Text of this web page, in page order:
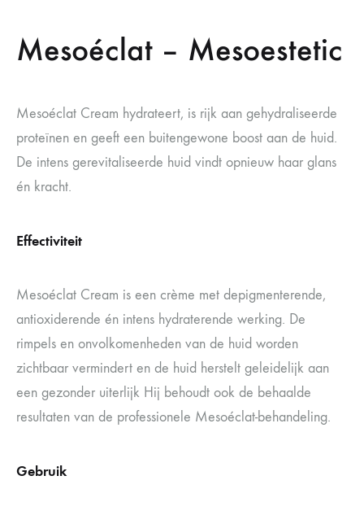
Mesoéclat – Mesoestetic
Mesoéclat Cream hydrateert, is rijk aan gehydraliseerde
proteïnen en geeft een buitengewone boost aan de huid.
De intens gerevitaliseerde huid vindt opnieuw haar glans
én kracht.
Effectiviteit
Mesoéclat Cream is een crème met depigmenterende,
antioxiderende én intens hydraterende werking. De
rimpels en onvolkomenheden van de huid worden
zichtbaar vermindert en de huid herstelt geleidelijk aan
een gezonder uiterlijk Hij behoudt ook de behaalde
resultaten van de professionele Mesoéclat-behandeling.
Gebruik